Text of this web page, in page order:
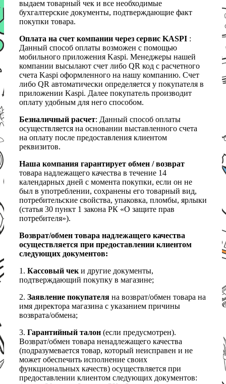
выдаем товарный чек и все необходимые
бухгалтерские документы, подтверждающие факт
покупки товара.
Оплата на счет компании через сервис KASPI :
Данный способ оплаты возможен с помощью
мобильного приложения Kaspi. Менеджеры нашей
компании высылают счет либо QR код с расчетного
счета Kaspi оформленного на нашу компанию. Счет
либо QR автоматически определяется у покупателя в
приложении Kaspi. Далее покупатель производит
оплату удобным для него способом.
Безналичный расчет: Данный способ оплаты
осуществляется на основании выставленного счета
на оплату после предоставления клиентом
реквизитов.
Наша компания гарантирует обмен / возврат
товара надлежащего качества в течение 14
календарных дней с момента покупки, если он не
был в употреблении, сохранены его товарный вид,
потребительские свойства, упаковка, пломбы, ярлыки
(статья 30 пункт 1 закона РК «О защите прав
потребителя»).
Возврат/обмен товара надлежащего качества
осуществляется при предоставлении клиентом
следующих документов:
1. Кассовый чек и другие документы,
подтверждающий покупку в магазине;
2. Заявление покупателя на возврат/обмен товара на
имя директора магазина с указанием причины
возврата/обмена;
3. Гарантийный талон (если предусмотрен).
Возврат/обмен товара ненадлежащего качества
(подразумевается товар, который неисправен и не
может обеспечить исполнение своих
функциональных качеств) осуществляется при
предоставлении клиентом следующих документов: